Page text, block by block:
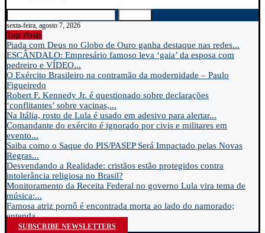
sexta-feira, agosto 7, 2026
Top Posts
Piada com Deus no Globo de Ouro ganha destaque nas redes...
ESCÂNDALO: Empresário famoso leva ‘gaia’ da esposa com
pedreiro e VÍDEO...
O Exército Brasileiro na contramão da modernidade – Paulo
Figueiredo
Robert F. Kennedy Jr. é questionado sobre declarações
‘conflitantes’ sobre vacinas,...
Na Itália, rosto de Lula é usado em adesivo para alertar...
Comandante do exército é ignorado por civis e militares em
evento...
Saiba como o Saque do PIS/PASEP Será Impactado pelas Novas
Regras...
Desvendando a Realidade: cristãos estão protegidos contra
intolerância religiosa no Brasil?
Monitoramento da Receita Federal no governo Lula vira tema de
música:...
Famosa atriz pornô é encontrada morta ao lado do namorado;
entenda...
SUBSCRIBE NEWSLETTERS